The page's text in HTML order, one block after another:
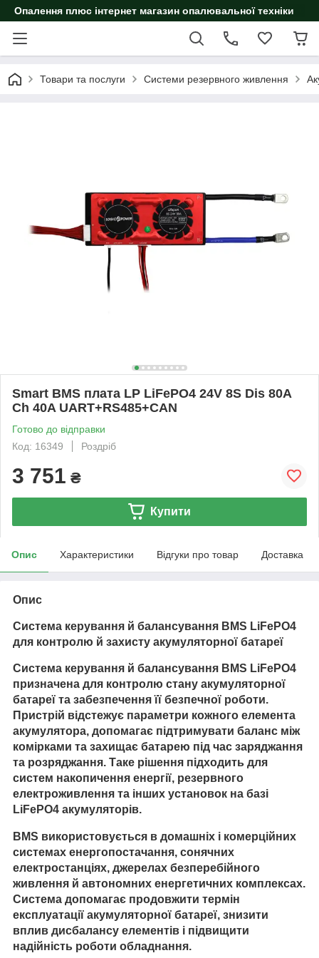
Опалення плюс інтернет магазин опалювальної техніки
Товари та послуги Системи резервного живлення
Smart BMS плата LP LiFePO4 24V 8S Dis 80A
Ch 40A UART+RS485+CAN
Готово до відправки
Код: 16349
Роздріб
3 751 ₴
Купити
Опис Характеристики Відгуки про товар Доставка
Опис
Система керування й балансування BMS LiFePO4
для контролю й захисту акумуляторної батареї
Система керування й балансування BMS LiFePO4
призначена для контролю стану акумуляторної
батареї та забезпечення її безпечної роботи.
Пристрій відстежує параметри кожного елемента
акумулятора, допомагає підтримувати баланс між
комірками та захищає батарею під час заряджання
та розряджання. Таке рішення підходить для
систем накопичення енергії, резервного
електроживлення та інших установок на базі
LiFePO4 акумуляторів.
BMS використовується в домашніх і комерційних
системах енергопостачання, сонячних
електростанціях, джерелах безперебійного
живлення й автономних енергетичних комплексах.
Система допомагає продовжити термін
експлуатації акумуляторної батареї, знизити
вплив дисбалансу елементів і підвищити
надійність роботи обладнання.